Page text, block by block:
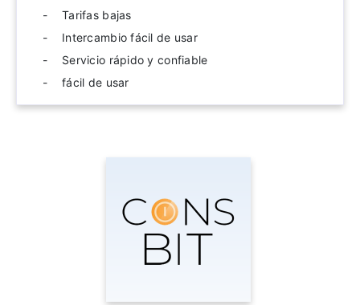
Tarifas bajas
Intercambio fácil de usar
Servicio rápido y confiable
fácil de usar